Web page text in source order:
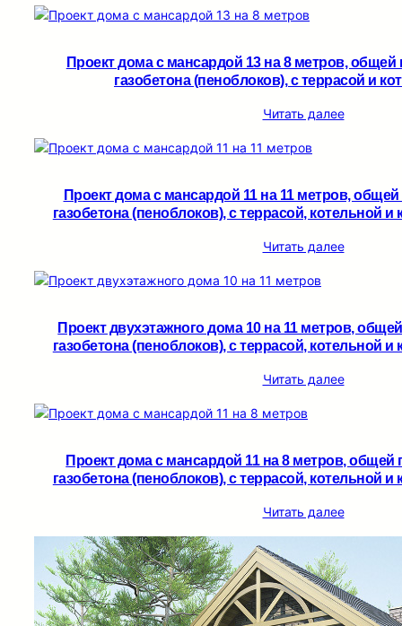
Проект дома с мансардой 13 на 8 метров,
газобетона (пеноблоков), c террасой и
Читать далее
Проект дома с мансардой 11 на 11 метров,
газобетона (пеноблоков), c террасой, котельной и
Читать далее
Проект двухэтажного дома 10 на 11 метров,
газобетона (пеноблоков), c террасой, котельной и
Читать далее
Проект дома с мансардой 11 на 8 метров,
газобетона (пеноблоков), c террасой, котельной и
Читать далее